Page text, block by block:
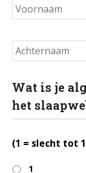
a
Wat is je
het
(1 = slecht tot
1